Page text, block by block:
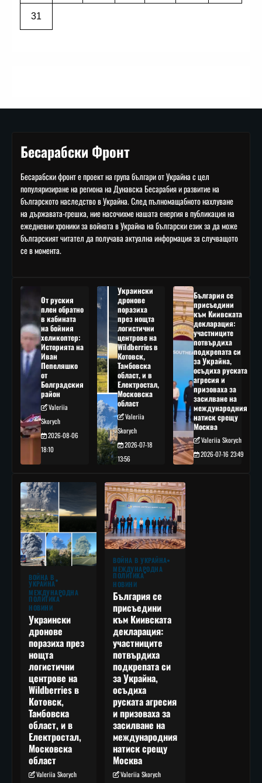
31
Бесарабски Фронт
Бесарабски фронт е проект на група българи от Украйна с цел
популяризиране на региона на Дунавска Бесарабия и развитие на
българското наследство в Украйна. След пълномащабното нахлуване
на държавата-грешка, ние насочихме нашата енергия в публикация на
ежедневни хроники за войната в Украйна на български език за да може
българският читател да получава актуална информация за случващото
се в момента.
От руския
плен обратно
в кабината
на бойния
хеликоптер:
Историята на
Иван
Пепеляшко
от
Болградския
район
Valeriia
Skorych
2026-08-06
18:10
Украински
дронове
поразиха
през нощта
логистични
центрове на
Wildberries в
Котовск,
Тамбовска
област, и в
Електростал,
Московска
област
Valeriia
Skorych
2026-07-18
13:56
България се
присъедини
към Киивската
декларация:
участниците
потвърдиха
подкрепата си
за Украйна,
осъдиха руската
агресия и
призоваха за
засилване на
международния
натиск срещу
Москва
Valeriia Skorych
2026-07-16 23:49
ВОЙНА В
УКРАЙНА
МЕЖДУНАРОДНА
ПОЛИТИКА
НОВИНИ
Украински
дронове
поразиха през
нощта
логистични
центрове на
Wildberries в
Котовск,
Тамбовска
област, и в
Електростал,
Московска
област
Valeriia Skorych
ВОЙНА В УКРАЙНА
МЕЖДУНАРОДНА
ПОЛИТИКА
НОВИНИ
България се
присъедини
към Киивската
декларация:
участниците
потвърдиха
подкрепата си
за Украйна,
осъдиха
руската агресия
и призоваха за
засилване на
международния
натиск срещу
Москва
Valeriia Skorych